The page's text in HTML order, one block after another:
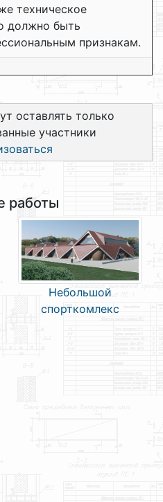
техническое
должно быть
признакам.
оставлять только
участники
работы
Небольшой
спорткомлекс